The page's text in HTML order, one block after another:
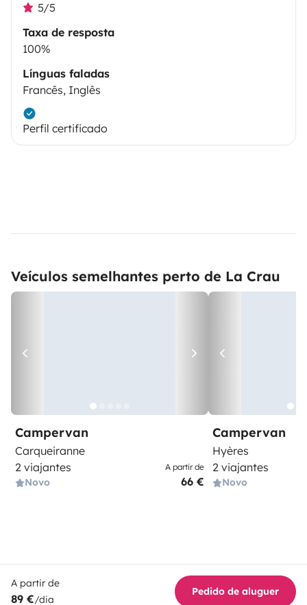
5/5
Taxa de resposta
100%
Línguas faladas
Francês, Inglês
Perfil certificado
Veículos semelhantes perto de La Crau
Campervan
Carqueiranne
2 viajantes
Novo
A partir de
66 €
Campervan
Hyères
2 viajantes
Novo
A partir de
89 €/dia
Pedido de aluguer